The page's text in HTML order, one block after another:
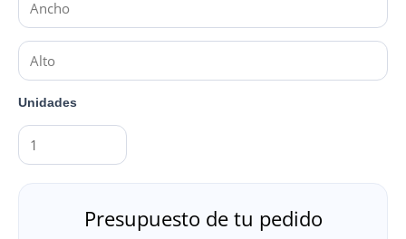
Unidades
Presupuesto de tu pedido